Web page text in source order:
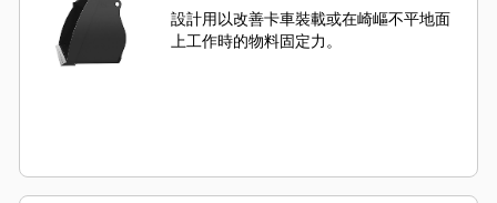
設計用以改善卡車裝載或在崎嶇不平地面
上工作時的物料固定力。